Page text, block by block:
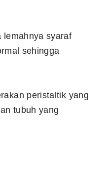
lemahnya syaraf
sehingga
peristaltik yang
tubuh yang